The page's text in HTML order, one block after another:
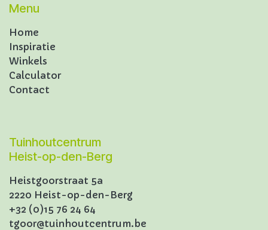
Menu
Home
Inspiratie
Winkels
Calculator
Contact
Tuinhoutcentrum
Heist-op-den-Berg
Heistgoorstraat 5a
2220 Heist-op-den-Berg
+32 (0)15 76 24 64
tgoor@tuinhoutcentrum.be